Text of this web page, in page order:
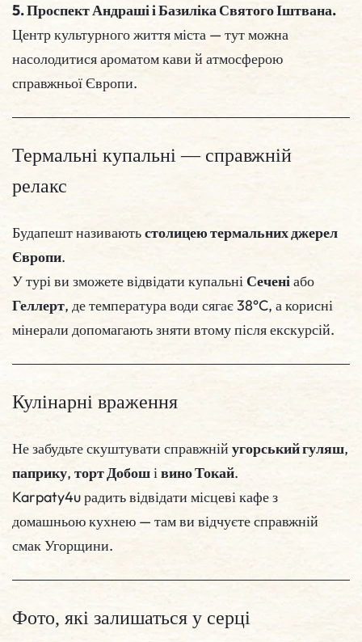
5. Проспект Андраші і Базиліка Святого Іштвана.
Центр культурного життя міста — тут можна
насолодитися ароматом кави й атмосферою
справжньої Європи.
Термальні купальні — справжній
релакс
Будапешт називаютьстолицею термальних джерел
Європи.
У турі ви зможете відвідати купальніСеченіабо
Геллерт, де температура води сягає 38°C, а корисні
мінерали допомагають зняти втому після екскурсій.
Кулінарні враження
Не забудьте скуштувати справжній угорський гуляш,
паприку, торт Добошівино Токай.
Karpaty4u радить відвідати місцеві кафе з
домашньою кухнею — там ви відчуєте справжній
смак Угорщини.
Фото, які залишаться у серці